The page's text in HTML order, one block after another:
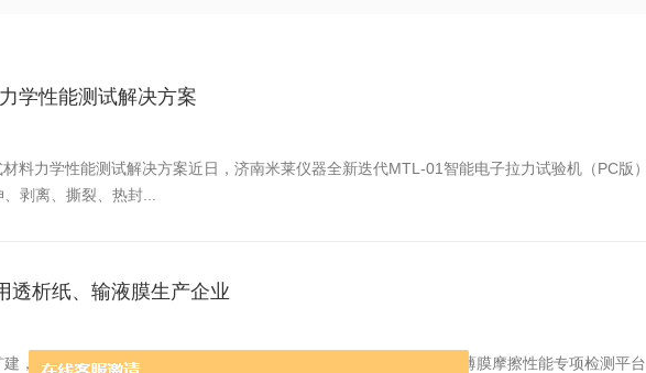
学性能测试解决方案
料力学性能测试解决方案近日，济南米莱仪器全新迭代MTL-01智能电子拉力试验机（PC版
剥离、撕裂、热封...
透析纸、输液膜生产企业
，引入济南米莱MCY-02微机控制动静摩擦系数测试仪，搭建医药薄膜摩擦性能专项检测平